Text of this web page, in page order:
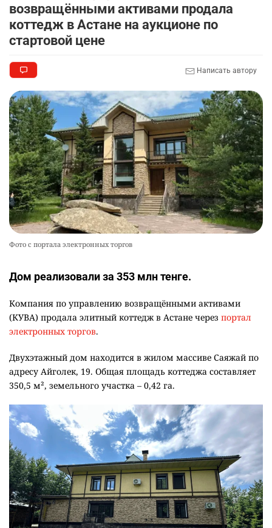
возвращёнными активами продала
коттедж в Астане на аукционе по
стартовой цене
Написать автору
Фото с портала электронных торгов
Дом реализовали за 353 млн тенге.
Компания по управлению возвращёнными активами
(КУВА) продала элитный коттедж в Астане через портал
электронных торгов.
Двухэтажный дом находится в жилом массиве Саяжай по
адресу Айголек, 19. Общая площадь коттеджа составляет
350,5 м², земельного участка – 0,42 га.